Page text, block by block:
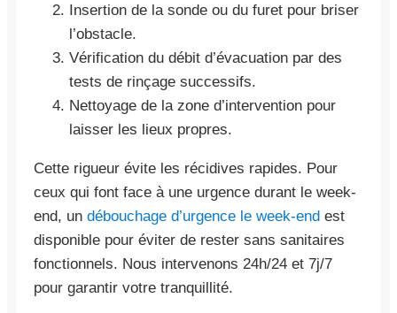
Insertion de la sonde ou du furet pour briser
l’obstacle.
Vérification du débit d’évacuation par des
tests de rinçage successifs.
Nettoyage de la zone d’intervention pour
laisser les lieux propres.
Cette rigueur évite les récidives rapides. Pour
ceux qui font face à une urgence durant le week-
end, un débouchage d’urgence le week-end est
disponible pour éviter de rester sans sanitaires
fonctionnels. Nous intervenons 24h/24 et 7j/7
pour garantir votre tranquillité.